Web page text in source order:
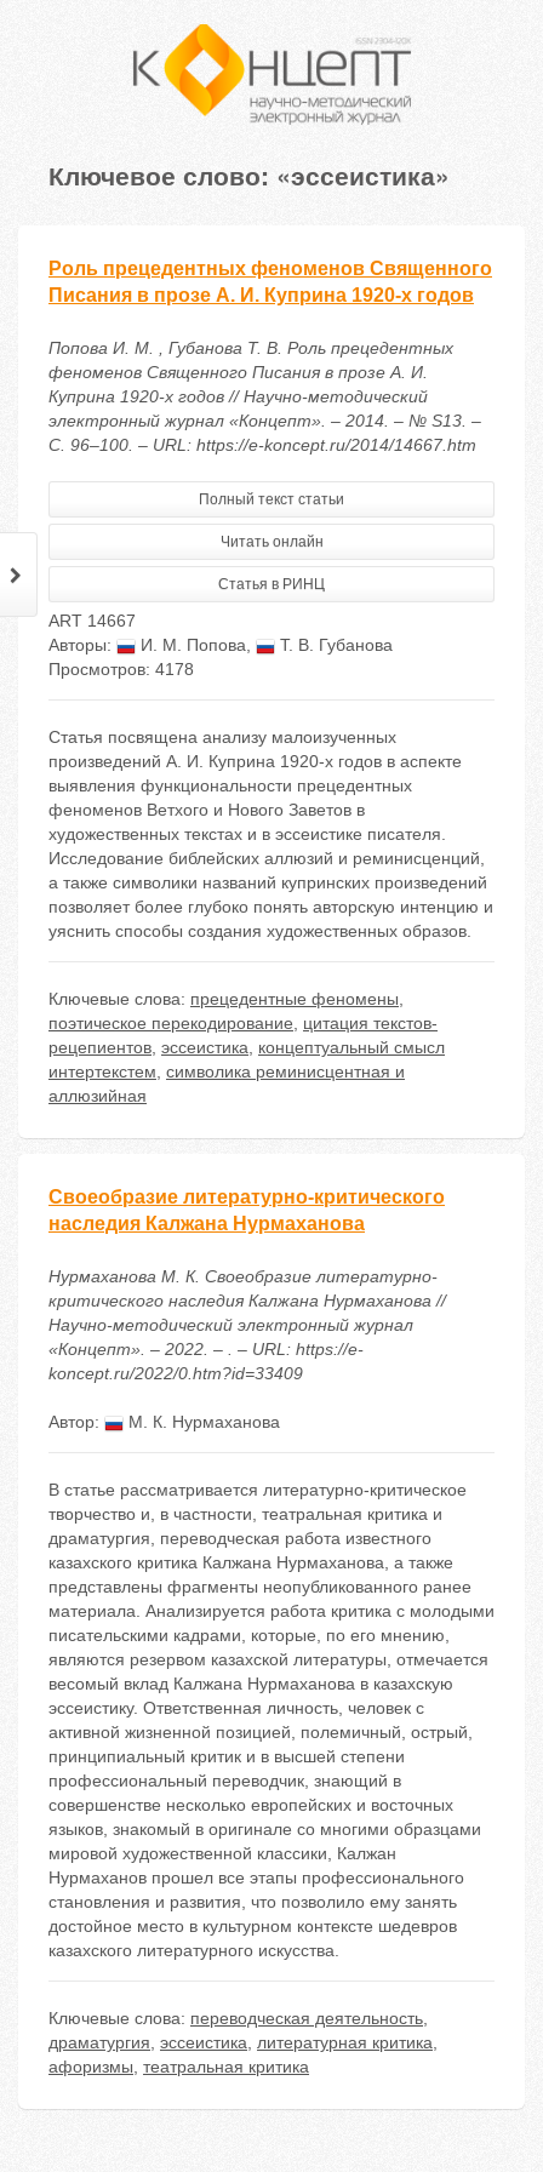
Ключевое слово: «эссеистика»
Роль прецедентных феноменов Священного
Писания в прозе А. И. Куприна 1920-х годов
Попова И. М. , Губанова Т. В. Роль прецедентных
феноменов Священного Писания в прозе А. И.
Куприна 1920-х годов // Научно-методический
электронный журнал «Концепт». – 2014. – № S13. –
С. 96–100. – URL: https://e-koncept.ru/2014/14667.htm
Полный текст статьи
Читать онлайн
Статья в РИНЦ
ART 14667
Авторы:
И. М. Попова,
Т. В. Губанова
Просмотров: 4178
Статья посвящена анализу малоизученных
произведений А. И. Куприна 1920-х годов в аспекте
выявления функциональности прецедентных
феноменов Ветхого и Нового Заветов в
художественных текстах и в эссеистике писателя.
Исследование библейских аллюзий и реминисценций,
а также символики названий купринских произведений
позволяет более глубоко понять авторскую интенцию и
уяснить способы создания художественных образов.
Ключевые слова: прецедентные феномены,
поэтическое перекодирование, цитация текстов-
рецепиентов, эссеистика, концептуальный смысл
интертекстем, символика реминисцентная и
аллюзийная
Своеобразие литературно-критического
наследия Калжана Нурмаханова
Нурмаханова М. К. Своеобразие литературно-
критического наследия Калжана Нурмаханова //
Научно-методический электронный журнал
«Концепт». – 2022. – . – URL: https://e-
koncept.ru/2022/0.htm?id=33409
Автор: М. К. Нурмаханова
В статье рассматривается литературно-критическое
творчество и, в частности, театральная критика и
драматургия, переводческая работа известного
казахского критика Калжана Нурмаханова, а также
представлены фрагменты неопубликованного ранее
материала. Анализируется работа критикa с молодыми
писaтельскими кaдрaми, которые, по его мнению,
являются резервом кaзaхской литературы, отмечается
весомый вклад Калжана Нурмаханова в казахскую
эссеистику. Ответственная личность, человек с
активной жизненной позицией, полемичный, острый,
принципиальный критик и в высшей степени
профессиональный переводчик, знающий в
совершенстве несколько европейских и восточных
языков, знакомый в оригинале со многими образцами
мировой художественной классики, Калжан
Нурмаханов прошел все этапы профессионального
становления и развития, что позволило ему занять
достойное место в культурном контексте шедевров
казахского литературного искусства.
Ключевые слова: переводческая деятельность,
драматургия, эссеистика, литературная критика,
афоризмы, театральная критика